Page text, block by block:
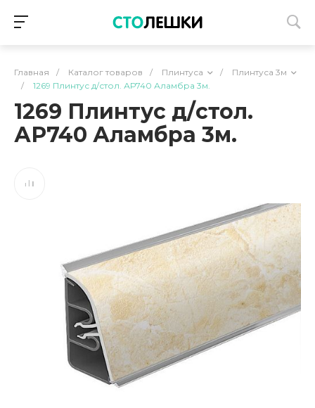
Главная / Каталог товаров / Плинтуса /
Плинтуса 3м
/
1269 Плинтус д/стол. АР740 Аламбра 3м.
1269 Плинтус д/стол.
АР740 Аламбра 3м.